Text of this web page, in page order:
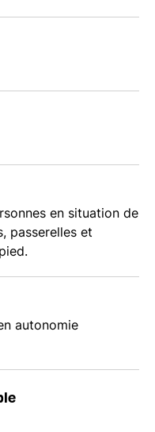
en situation de
passerelles et
autonomie